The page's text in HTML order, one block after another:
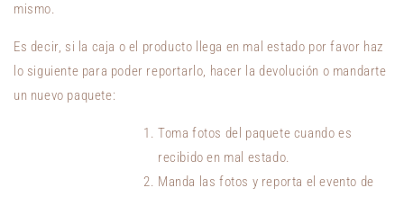
mismo.
Es decir, si la caja o el producto llega en mal estado por favor haz
lo siguiente para poder reportarlo, hacer la devolución o mandarte
un nuevo paquete:
Toma fotos del paquete cuando es
recibido en mal estado.
Manda las fotos y reporta el evento de